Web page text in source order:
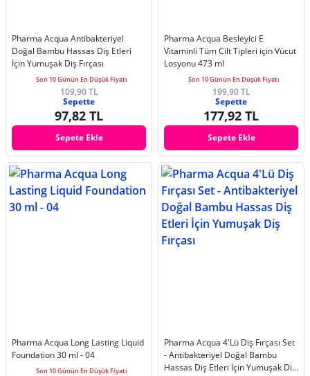
Pharma Acqua Antibakteriyel
Doğal Bambu Hassas Diş Etleri
İçin Yumuşak Diş Fırçası
Son 10 Günün En Düşük Fiyatı
109,90 TL
Sepette
97,82 TL
Sepete Ekle
Pharma Acqua Besleyici E
Vitaminli Tüm Cilt Tipleri için Vücut
Losyonu 473 ml
Son 10 Günün En Düşük Fiyatı
199,90 TL
Sepette
177,92 TL
Sepete Ekle
Pharma Acqua Long Lasting Liquid
Foundation 30 ml - 04
Son 10 Günün En Düşük Fiyatı
Pharma Acqua 4'Lü Diş Fırçası Set
- Antibakteriyel Doğal Bambu
Hassas Diş Etleri İçin Yumuşak Diş